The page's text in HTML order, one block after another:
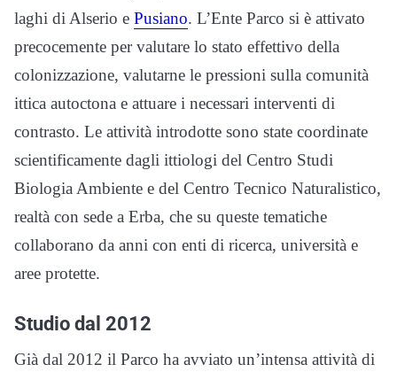
laghi di Alserio e Pusiano. L’Ente Parco si è attivato
precocemente per valutare lo stato effettivo della
colonizzazione, valutarne le pressioni sulla comunità
ittica autoctona e attuare i necessari interventi di
contrasto. Le attività introdotte sono state coordinate
scientificamente dagli ittiologi del Centro Studi
Biologia Ambiente e del Centro Tecnico Naturalistico,
realtà con sede a Erba, che su queste tematiche
collaborano da anni con enti di ricerca, università e
aree protette.
Studio dal 2012
Già dal 2012 il Parco ha avviato un’intensa attività di